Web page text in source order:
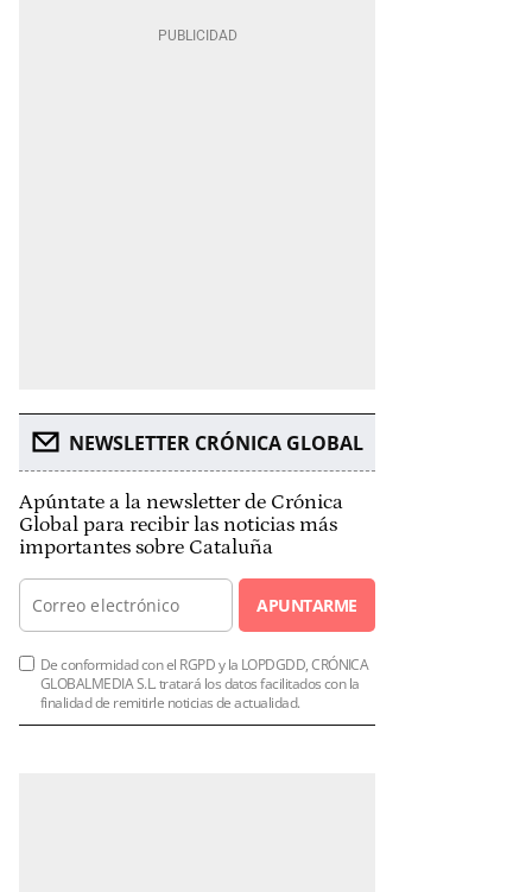
NEWSLETTER CRÓNICA GLOBAL
Apúntate a la newsletter de Crónica
Global para recibir las noticias más
importantes sobre Cataluña
APUNTARME
De conformidad con el RGPD y la LOPDGDD, CRÓNICA
GLOBALMEDIA S.L. tratará los datos facilitados con la
finalidad de remitirle noticias de actualidad.